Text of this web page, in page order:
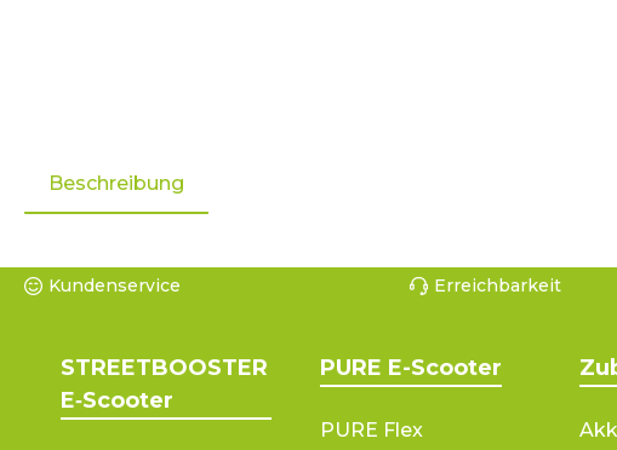
Beschreibung
Kundenservice Erreichbarkeit
STREETBOOSTER
E‑Scooter
PURE E-Scooter
PURE Flex